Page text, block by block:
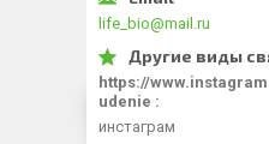
life_bio@mail.ru
https://
udenie
инстаграм